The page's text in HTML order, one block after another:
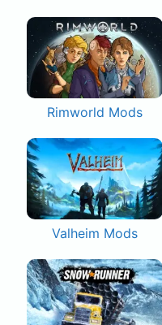
Rimworld Mods
Valheim Mods